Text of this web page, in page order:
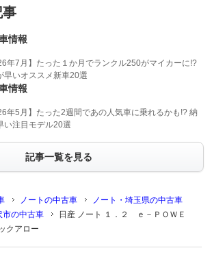
事
情報
年7月】たった１か月でランクル250がマイカーに!?
早いオススメ新車20選
情報
年5月】たった2週間であの人気車に乗れるかも!? 納
い注目モデル20選
記事一覧を見る
ノートの中古車
ノート・埼玉県の中古車
市の中古車
日産 ノート １．２ ｅ－ＰＯＷＥ
クアロー